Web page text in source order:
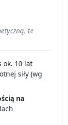
te
ok. 10 lat
siły (wg
na